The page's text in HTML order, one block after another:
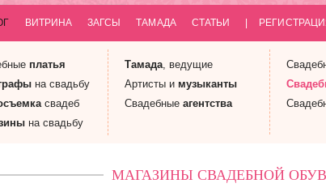
ВИТРИНА ЗАГСЫ ТАМАДА СТАТЬИ
платья
на свадьбу
свадеб
на свадьбу
Тамада, ведущие
Артисты и музыканты
Свадебные агентства
МАГАЗИНЫ СВАДЕБНОЙ